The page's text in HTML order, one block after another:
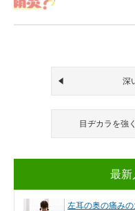
深
目ヂカラを強
最新
左耳の奥の痛み